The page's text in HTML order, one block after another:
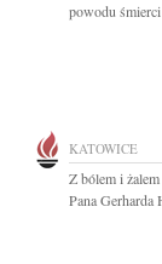
powodu śmierci
KATOWICE
Z bólem i
Pana Gerharda